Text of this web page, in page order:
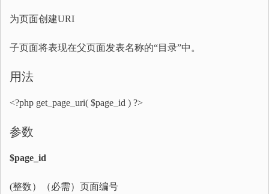
为页面创建URI
子页面将表现在父页面发表名称的“目录”中。
用法
<?php get_page_uri( $page_id ) ?>
参数
$page_id
(整数）（必需）页面编号